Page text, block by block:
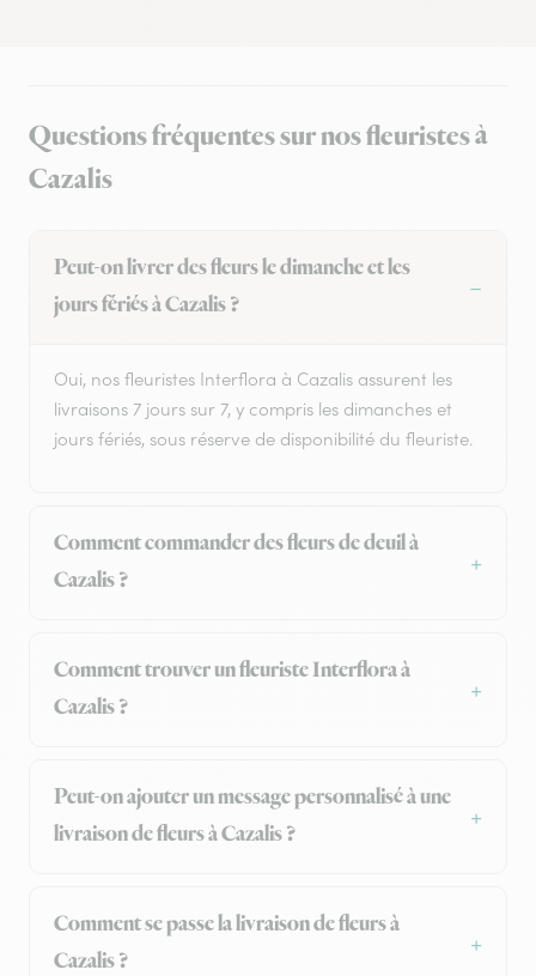
Questions fréquentes sur nos fleuristes à
Cazalis
Peut-on livrer des fleurs le dimanche et les
jours fériés à Cazalis ?
Oui, nos fleuristes Interflora à Cazalis assurent les
livraisons 7 jours sur 7, y compris les dimanches et
jours fériés, sous réserve de disponibilité du fleuriste.
Comment commander des fleurs de deuil à
Cazalis ?
Comment trouver un fleuriste Interflora à
Cazalis ?
Peut-on ajouter un message personnalisé à une
livraison de fleurs à Cazalis ?
Comment se passe la livraison de fleurs à
Cazalis ?